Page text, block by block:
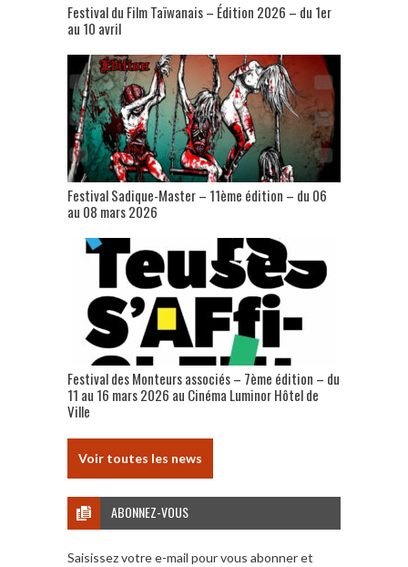
Festival du Film Taïwanais – Édition 2026 – du 1er
au 10 avril
Festival Sadique-Master – 11ème édition – du 06
au 08 mars 2026
Festival des Monteurs associés – 7ème édition – du
11 au 16 mars 2026 au Cinéma Luminor Hôtel de
Ville
Voir toutes les news
ABONNEZ-VOUS
Saisissez votre e-mail pour vous abonner et